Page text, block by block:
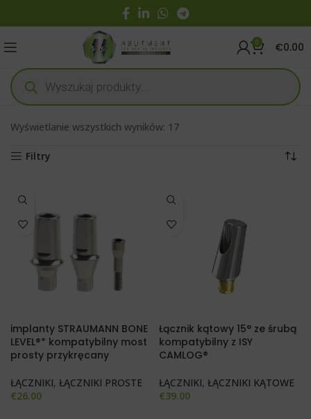
0 €0.00
Wyświetlanie wszystkich wyników: 17
Filtry
implanty STRAUMANN BONE
LEVEL®* kompatybilny most
prosty przykręcany
ŁĄCZNIKI, ŁĄCZNIKI PROSTE
€26.00
Łącznik kątowy 15° ze śrubą
kompatybilny z ISY
CAMLOG®
ŁĄCZNIKI, ŁĄCZNIKI KĄTOWE
€39.00